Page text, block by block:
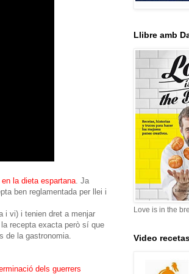
la dieta espartana . Ja
ben reglamentada per llei i
i vi) i tenien dret a menjar
recepta exacta però sí que
de la gastronomia.
dels guerrers
Llibre amb
Love is in the
Video